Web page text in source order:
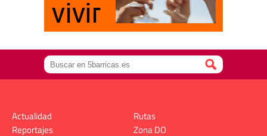
Actualidad
Reportajes
Rutas
Zona DO